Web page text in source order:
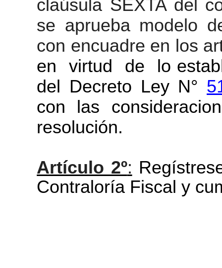
claúsula SEXTA del
se aprueba modelo
con encuadre en los
en virtud de lo
del Decreto Ley N°
con las
resolución.
Artículo 2º:
Contraloría Fiscal y